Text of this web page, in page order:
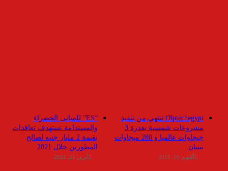
“ES” للمبانى الخضراء
والمستدامة تستهدف تعاقدات
بقيمة 2 مليار جنيه لصالح
المطورين خلال 2021
أبريل 21, 2021
Olptechegypt تنتهي من تنفيذ
مشروعات شمسية بقدرة 3
جيجاوات عالميا و 280 ميجاوات
ببنبان
أكتوبر 16, 2019